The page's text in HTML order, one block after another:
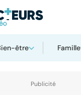
être Famille
Afrique